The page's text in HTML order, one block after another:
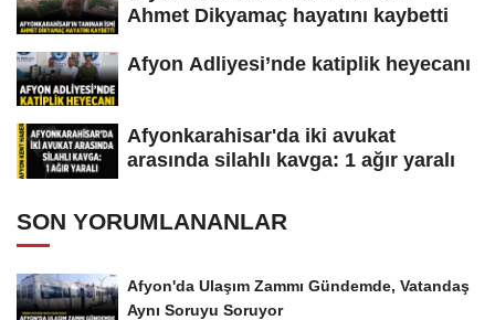
Ahmet Dikyamaç hayatını kaybetti
Afyon Adliyesi’nde katiplik heyecanı
Afyonkarahisar'da iki avukat
arasında silahlı kavga: 1 ağır yaralı
SON YORUMLANANLAR
Afyon'da Ulaşım Zammı Gündemde, Vatandaş
Aynı Soruyu Soruyor